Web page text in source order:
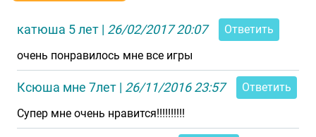
катюша 5 лет | 26/02/2017 20:07
Ответить
очень понравилось мне все игры
Ксюша мне 7лет | 26/11/2016 23:57
Ответить
Супер мне очень нравится!!!!!!!!!!